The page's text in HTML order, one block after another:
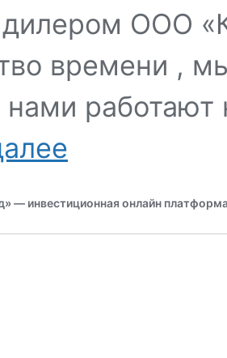
дилером ООО
времени ,
#1206
— инвестиционная онлайн